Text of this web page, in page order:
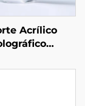
Acrílico